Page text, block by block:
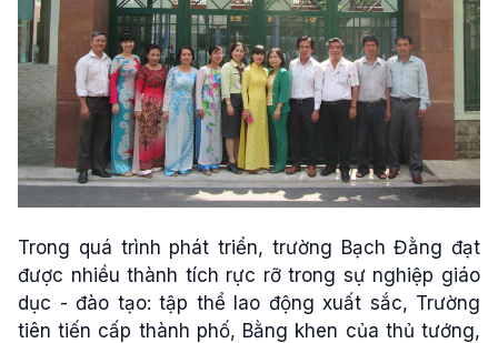
Trong quá trình phát triển, trường Bạch Đằng đạt
được nhiều thành tích rực rỡ trong sự nghiệp giáo
dục - đào tạo: tập thể lao động xuất sắc, Trường
tiên tiến cấp thành phố, Bằng khen của thủ tướng,